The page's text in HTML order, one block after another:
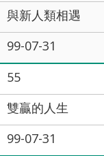
與新人類相遇
99-07-31
55
雙贏的人生
99-07-31